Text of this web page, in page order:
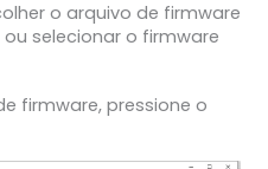
o arquivo de firmware
selecionar o firmware
firmware, pressione o